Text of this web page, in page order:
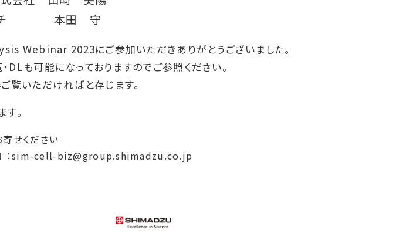
ーチ 本田 守
Webinar 2023にご参加いただきありがとうございました。
DLも可能になっておりますのでご参照ください。
覧いただければと存じます。
。
せください
：sim-cell-biz@group.shimadzu.co.jp